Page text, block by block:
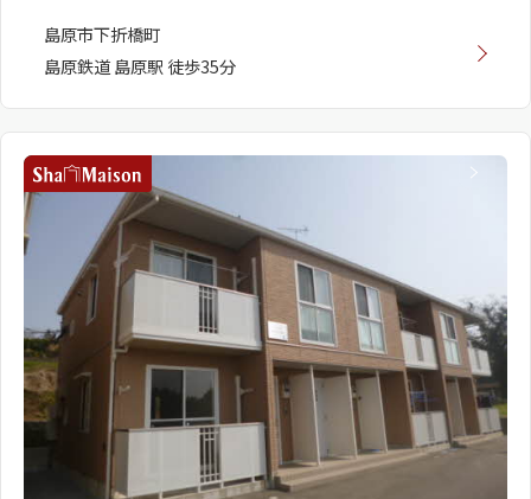
島原市下折橋町
島原鉄道 島原駅 徒歩35分